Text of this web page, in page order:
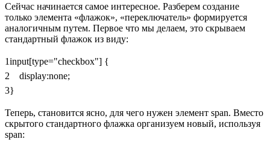
Сейчас начинается самое интересное. Разберем создание
только элемента «флажок», «переключатель» формируется
аналогичным путем. Первое что мы делаем, это скрываем
стандартный флажок из виду:
1
2
3
input[type="checkbox"] {
display:none;
}
Теперь, становится ясно, для чего нужен элемент span. Вместо
скрытого стандартного флажка организуем новый, используя
span: